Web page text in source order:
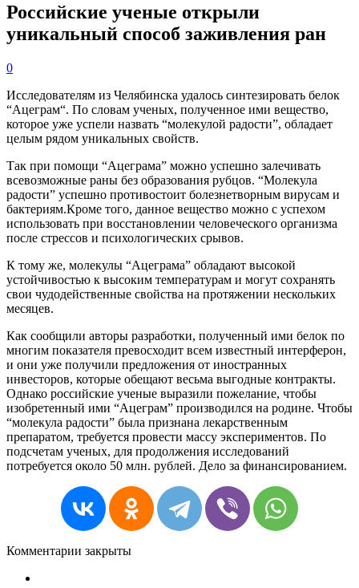
Российские ученые открыли
уникальный способ заживления ран
0
Исследователям из Челябинска удалось синтезировать белок
“Ацеграм“. По словам ученых, полученное ими вещество,
которое уже успели назвать “молекулой радости”, обладает
целым рядом уникальных свойств.
Так при помощи “Ацеграма” можно успешно залечивать
всевозможные раны без образования рубцов. “Молекула
радости” успешно противостоит болезнетворным вирусам и
бактериям.Кроме того, данное вещество можно с успехом
использовать при восстановлении человеческого организма
после стрессов и психологических срывов.
К тому же, молекулы “Ацеграма” обладают высокой
устойчивостью к высоким температурам и могут сохранять
свои чудодейственные свойства на протяжении нескольких
месяцев.
Как сообщили авторы разработки, полученный ими белок по
многим показателя превосходит всем известный интерферон,
и они уже получили предложения от иностранных
инвесторов, которые обещают весьма выгодные контракты.
Однако российские ученые выразили пожелание, чтобы
изобретенный ими “Ацеграм” производился на родине. Чтобы
“молекула радости” была признана лекарственным
препаратом, требуется провести массу экспериментов. По
подсчетам ученых, для продолжения исследований
потребуется около 50 млн. рублей. Дело за финансированием.
Комментарии закрыты